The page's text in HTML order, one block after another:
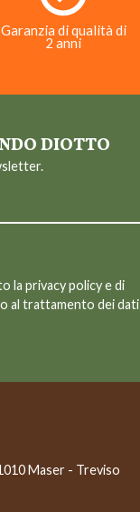
Garanzia di qualità di
2 anni
DIOTTO
la privacy policye di
al trattamento dei dati
Maser - Treviso